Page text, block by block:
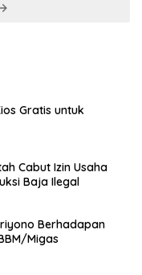
Gratis untuk
Cabut Izin Usaha
Baja Ilegal
Berhadapan
Migas